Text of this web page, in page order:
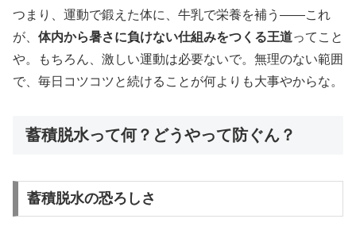
つまり、運動で鍛えた体に、牛乳で栄養を補う――これ
が、 体内から暑さに負けない仕組みをつくる王道ってこと
や。もちろん、激しい運動は必要ないで。無理のない範囲
で、毎日コツコツと続けることが何よりも大事やからな。
蓄積脱水って何？どうやって防ぐん？
蓄積脱水の恐ろしさ